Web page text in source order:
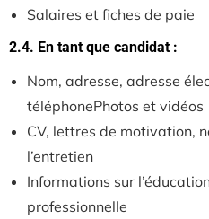
Salaires et fiches de paie
2.4. En tant que candidat :
Nom, adresse, adresse
téléphonePhotos et vidéos
CV, lettres de motivation,
l’entretien
Informations sur
professionnelle